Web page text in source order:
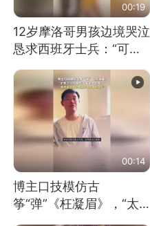
00:19
12岁摩洛哥男孩边境哭泣
恳求西班牙士兵：“可不
00:14
博主口技模仿古
筝“弹”《枉凝眉》，“太